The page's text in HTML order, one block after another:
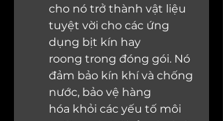
cho nó trở thành vật liệu
tuyệt vời cho các ứng
dụng bịt kín hay
roong trong đóng gói. Nó
đảm bảo kín khí và chống
nước, bảo vệ hàng
hóa khỏi các yếu tố môi